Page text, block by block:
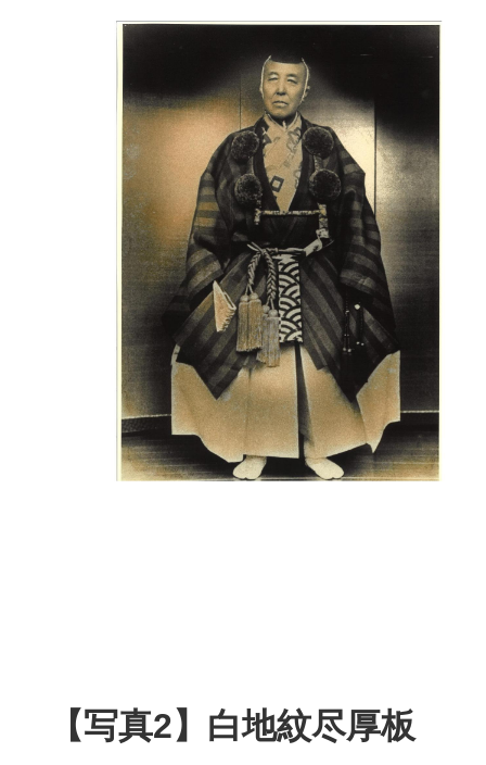
【写真2】 白地紋尽厚板